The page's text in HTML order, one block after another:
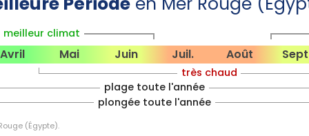
soleil fort, mer chaude (jusqu'à
nautiques (kitesurf à El Gouna,
vie marine abondante (requins-
des températures plus basses
°C), ce qui attire les plongeurs
meilleur climat
Avril Mai Juin Juil. Août
très chaud
plage toute l'année
plongée toute l'année
(Égypte).